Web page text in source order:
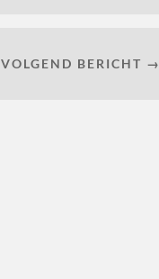
VOLGEND BERICHT →